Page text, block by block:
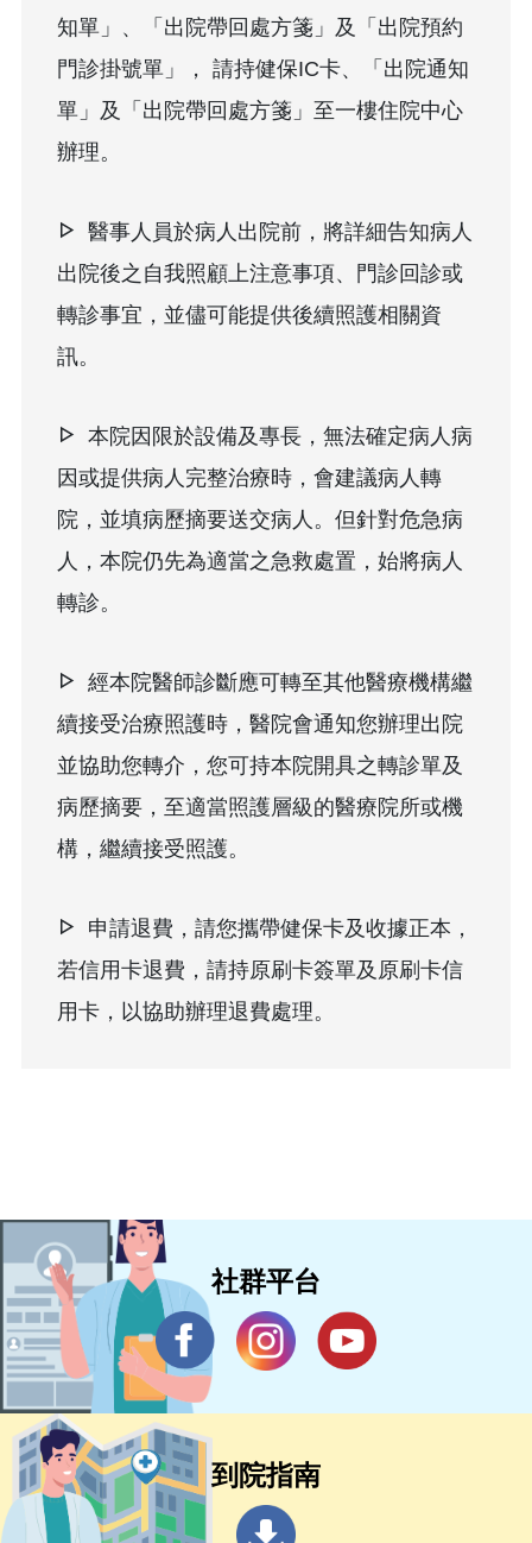
知單」 、 「出院帶回處方箋」 及
「出院預約
門診掛號單」
， 請持健保IC卡、
「出院通知
單」 及 「出院帶回處方箋」 至一樓住院中心
辦理。
醫事人員於病人出院前，將詳細告知病人
出院後之自我照顧上注意事項、門診回診或
轉診事宜，並儘可能提供後續照護相關資
訊。
本院因限於設備及專長，無法確定病人病
因或提供病人完整治療時，會建議病人轉
院，並填病歷摘要送交病人。但針對危急病
人，本院仍先為適當之急救處置，始將病人
轉診。
經本院醫師診斷應可轉至其他醫療機構繼
續接受治療照護時，醫院會通知您辦理出院
並協助您轉介，您可持本院開具之轉診單及
病歷摘要，至適當照護層級的醫療院所或機
構，繼續接受照護。
申請退費，請您攜帶健保卡及收據正本，
若信用卡退費，請持原刷卡簽單及原刷卡信
用卡，以協助辦理退費處理。
社群平台
到院指南